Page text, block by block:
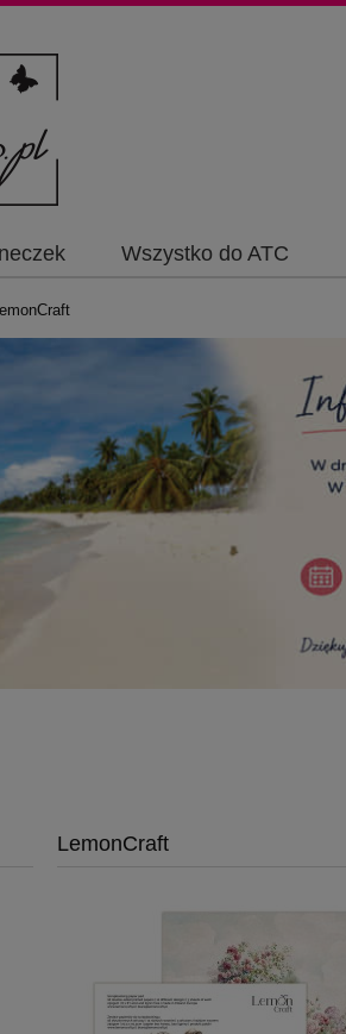
Wszystko do ATC
LemonCraft